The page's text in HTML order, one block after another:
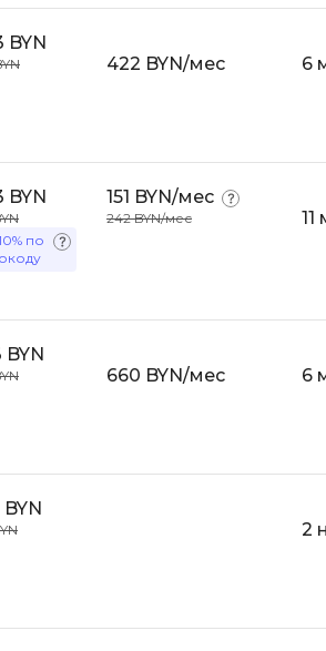
BYN
422 BYN/мес 6
BYN
по
151 BYN/мес
242 BYN/мес 11
BYN
660 BYN/мес 6
BYN
2
данных